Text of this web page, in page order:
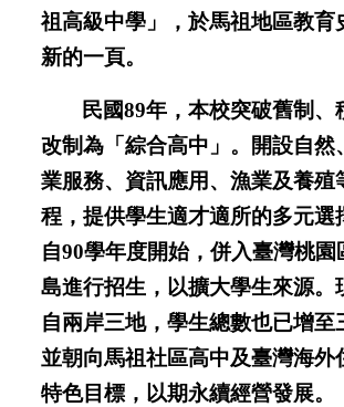
祖高級中學」，於馬祖地區教育
新的一頁。
民國89年，本校突破舊制、
改制為「綜合高中」。開設自然
業服務、資訊應用、漁業及養殖
程， 提供學生適才適所的多元選
自90學年度開始，併入臺灣桃園
島進行招生，以擴大學生來源。
自兩岸三地，學生總數也已增至
並朝向馬祖社區高中及臺灣海外
特色目標，以期永續經營發展。